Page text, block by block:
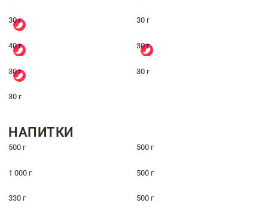
30 г 30 г
40 г 30 г
30 г 30 г
30 г
НАПИТКИ
500 г 500 г
1 000 г 500 г
330 г 500 г